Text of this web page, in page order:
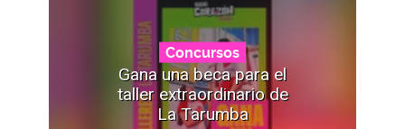
Concursos
Gana una beca para el
taller extraordinario de
La Tarumba